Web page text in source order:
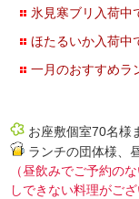
氷見寒ブリ入荷中
ほたるいか入荷中
一月のおすすめラ
お座敷個室70名様
ランチの団体様、
（昼飲みでご予約の
しできない料理がご